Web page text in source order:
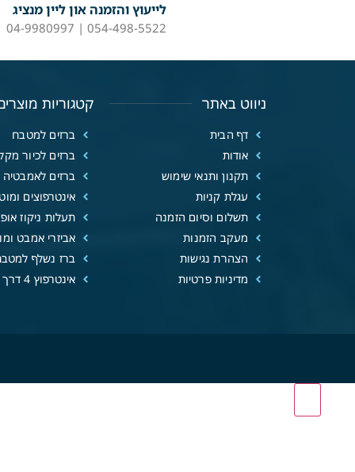
לייעוץ והזמנה און ליין מנציג
054-498-5522 | 04-9980997
ניווט באתר
דף הבית
אודות
תקנון ותנאי שימוש
עגלת קניות
תשלום וסיום הזמנה
מעקב הזמנות
הצהרת נגישות
מדיניות פרטיות
קטגוריות
ברזים למטבח
ברזים לכיור
ברזים לאמבטיה
אינטרפוצים
תעלות ניקוז
אביזרי אמבט
ברז נשלף
אינטרפוץ 4 דרך